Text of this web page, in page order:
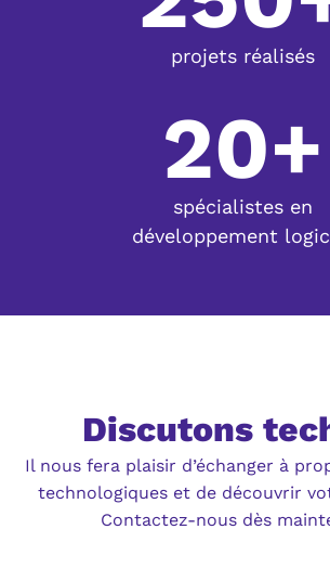
projets réalisés
20+
spécialistes en
développement
Discutons
Il nous fera plaisir d’échanger à
technologiques et de découvrir
Contactez-nous dès